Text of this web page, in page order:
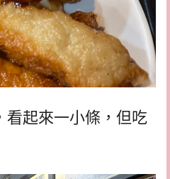
看起來一小條，但吃